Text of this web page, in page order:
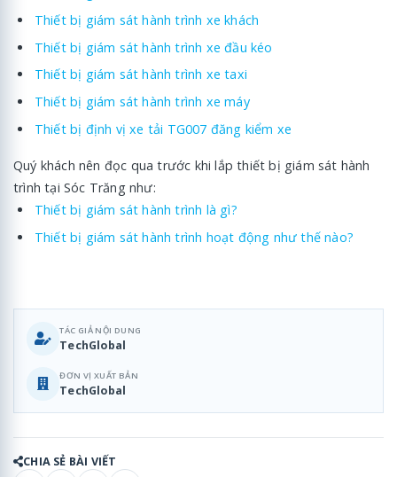
Thiết bị giám sát hành trình xe khách
Thiết bị giám sát hành trình xe đầu kéo
Thiết bị giám sát hành trình xe taxi
Thiết bị giám sát hành trình xe máy
Thiết bị định vị xe tải TG007 đăng kiểm xe
Quý khách nên đọc qua trước khi lắp thiết bị giám sát hành
trình tại Sóc Trăng như:
Thiết bị giám sát hành trình là gì?
Thiết bị giám sát hành trình hoạt động như thế nào?
TÁC GIẢ NỘI DUNG
TechGlobal
ĐƠN VỊ XUẤT BẢN
TechGlobal
CHIA SẺ BÀI VIẾT